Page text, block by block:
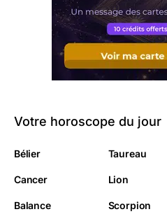
Votre horoscope du jour
Bélier Taureau
Cancer Lion
Balance Scorpion